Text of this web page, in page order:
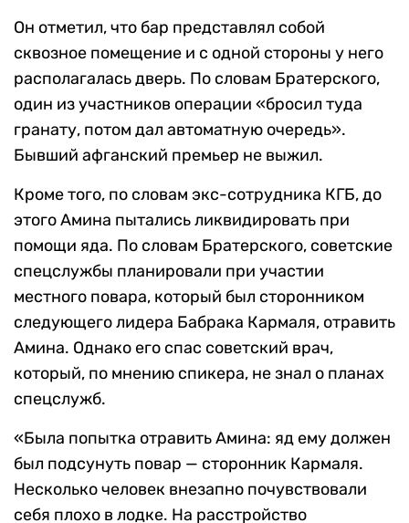
Он отметил, что бар представлял собой
сквозное помещение и с одной стороны у него
располагалась дверь. По словам Братерского,
один из участников операции «бросил туда
гранату, потом дал автоматную очередь».
Бывший афганский премьер не выжил.
Кроме того, по словам экс-сотрудника КГБ, до
этого Амина пытались ликвидировать при
помощи яда. По словам Братерского, советские
спецслужбы планировали при участии
местного повара, который был сторонником
следующего лидера Бабрака Кармаля, отравить
Амина. Однако его спас советский врач,
который, по мнению спикера, не знал о планах
спецслужб.
«Была попытка отравить Амина: яд ему должен
был подсунуть повар — сторонник Кармаля.
Несколько человек внезапно почувствовали
себя плохо в лодке. На расстройство